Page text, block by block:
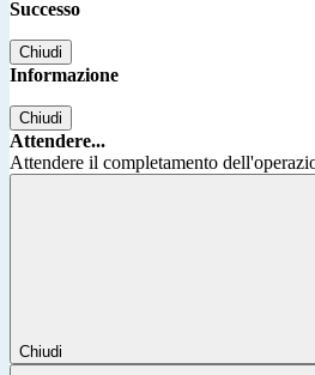
Successo
Chiudi
Informazione
Chiudi
Attendere...
Attendere il completamento
Chiudi